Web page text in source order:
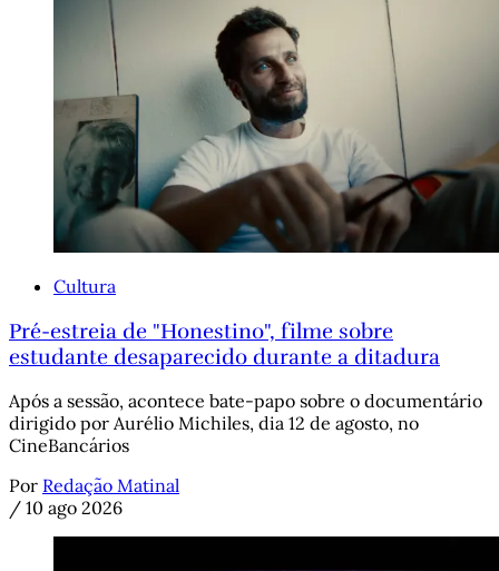
Cultura
Pré-estreia de "Honestino", filme sobre
estudante desaparecido durante a ditadura
Após a sessão, acontece bate-papo sobre o documentário
dirigido por Aurélio Michiles, dia 12 de agosto, no
CineBancários
Por Redação Matinal
/ 10 ago 2026